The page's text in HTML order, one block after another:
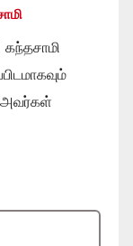
அவர்கள்